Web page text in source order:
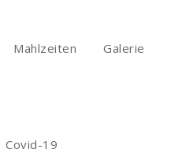
Mahlzeiten Galerie
Covid-19